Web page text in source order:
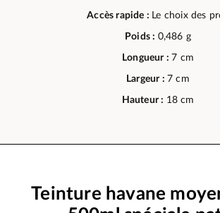
Accès rapide : Le choix des
Poids : 0,486 g
Longueur :7 cm
Largeur :7 cm
Hauteur : 18 cm
Teinture havane